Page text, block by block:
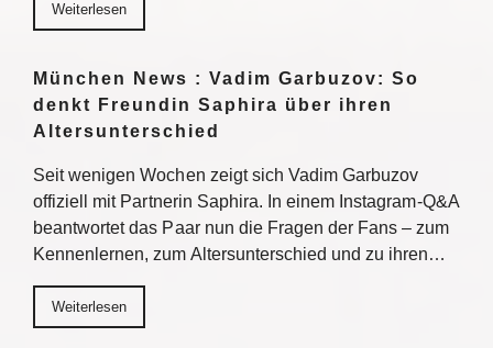
Weiterlesen
München News : Vadim Garbuzov: So
denkt Freundin Saphira über ihren
Altersunterschied
Seit wenigen Wochen zeigt sich Vadim Garbuzov
offiziell mit Partnerin Saphira. In einem Instagram-Q&A
beantwortet das Paar nun die Fragen der Fans – zum
Kennenlernen, zum Altersunterschied und zu ihren…
Weiterlesen